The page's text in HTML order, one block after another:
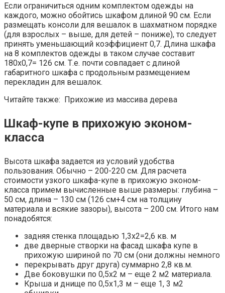
Если ограничиться одним комплектом одежды на
каждого, можно обойтись шкафом длиной 90 см. Если
размещать консоли для вешалок в шахматном порядке
(для взрослых – выше, для детей – пониже), то следует
принять уменьшающий коэффициент 0,7. Длина шкафа
на 8 комплектов одежды в таком случае составит
180х0,7= 126 см. Т.е. почти совпадает с длиной
габаритного шкафа с продольным размещением
перекладин для вешалок.
Читайте также: Прихожие из массива дерева
Шкаф-купе в прихожую эконом-
класса
Высота шкафа задается из условий удобства
пользования. Обычно – 200-220 см. Для расчета
стоимости узкого шкафа-купе в прихожую эконом-
класса примем вычисленные выше размеры: глубина –
50 см, длина – 130 см (126 см+4 см на толщину
материала и всякие зазоры), высота – 200 см. Итого нам
понадобятся:
задняя стенка площадью 1,3х2=2,6 кв. м
две дверные створки на фасад шкафа купе в
прихожую шириной по 70 см (они должны немного
перекрывать друг друга) суммарно 2,8 кв.м.
Две боковушки по 0,5х2 м – еще 2 м2 материала.
Крыша и днище по 0,5х1,3 м – еще 1, 3 м2